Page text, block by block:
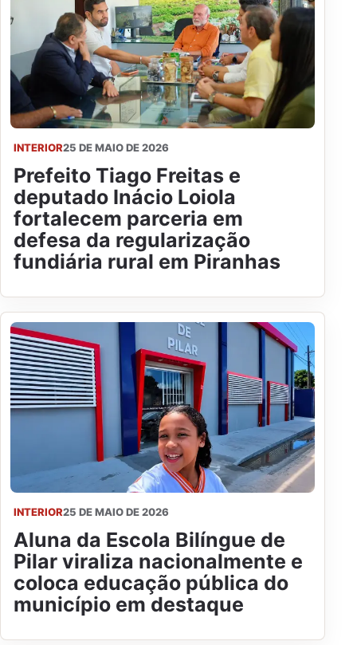
INTERIOR25 DE MAIO DE 2026
Prefeito Tiago Freitas e
deputado Inácio Loiola
fortalecem parceria em
defesa da regularização
fundiária rural em Piranhas
INTERIOR25 DE MAIO DE 2026
Aluna da Escola Bilíngue de
Pilar viraliza nacionalmente e
coloca educação pública do
município em destaque